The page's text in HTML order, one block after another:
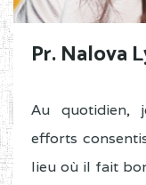
Pr. Nalova
Au quotidien,
efforts
lieu où il fait